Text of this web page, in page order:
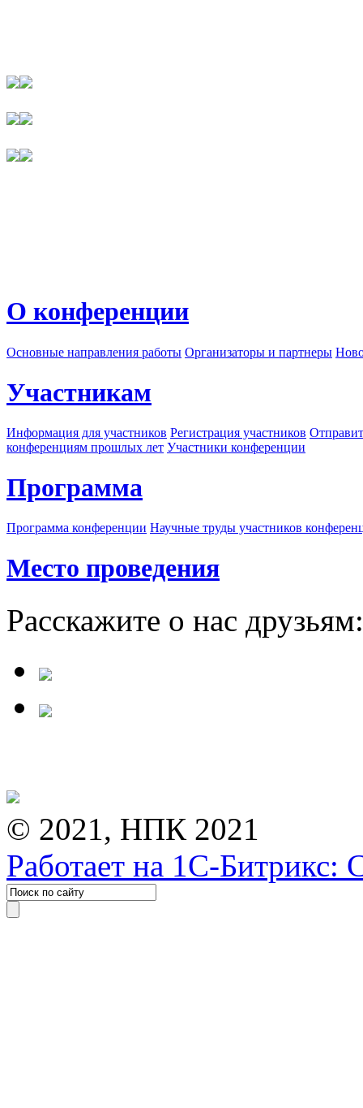
О конференции
Основные направления работы Организаторы и партнеры
Участникам
Информация для участников Регистрация участников
конференциям прошлых лет Участники конференции
Программа
Программа конференции Научные труды участников
Место проведения
Расскажите о нас друзьям:
© 2021, НПК 2021
Работает на 1С-Битрикс: